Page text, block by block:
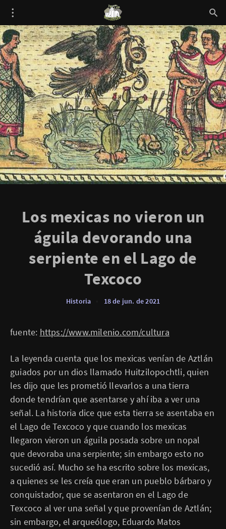
Los mexicas no vieron un
águila devorando una
serpiente en el Lago de
Texcoco
Historia 18 de jun. de 2021
fuente: https://www.milenio.com/cultura
La leyenda cuenta que los mexicas venían de Aztlán
guiados por un dios llamado Huitzilopochtli, quien
les dijo que les prometió llevarlos a una tierra
donde tendrían que asentarse y ahí iba a ver una
señal. La historia dice que esta tierra se asentaba en
el Lago de Texcoco y que cuando los mexicas
llegaron vieron un águila posada sobre un nopal
que devoraba una serpiente; sin embargo esto no
sucedió así. Mucho se ha escrito sobre los mexicas,
a quienes se les creía que eran un pueblo bárbaro y
conquistador, que se asentaron en el Lago de
Texcoco al ver una señal y que provenían de Aztlán;
sin embargo, el arqueólogo, Eduardo Matos